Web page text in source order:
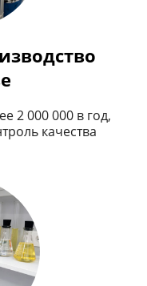
2 000 000 в год,
качества